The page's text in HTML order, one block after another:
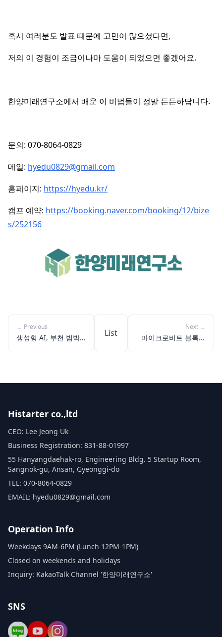
혹시 여러분도 발표 때문에 고민이 많으셨다면,
저의 이 경험이 조금이나마 도움이 되었으면 좋겠어요.
한양미래연구소에서 배운 이 비법들이 정말 든든하답니다.
문의: 070-8064-0829
메일: hyedu0829@gmail.com
홈페이지: https://hyedu.kr/
캠프 예약: https://booking.naver.com/booking/12/bize
s/252156
← Previous
생성형 AI, 부천 범박
List
Next →
마이크로비트 블록코
Histarter co.,ltd
CEO: Lee Jeong Uk
Business Registration: 831-88-01997
55 Hanyangdaehak-ro, Engineering Bldg. 5 Startup Room,
Sangnok-gu, Ansan, Gyeonggi-do
TEL: 070-8064-0829
EMAIL: hyedu0829@gmail.com
Operation Info
Weekdays 9AM-6PM (Lunch 12PM-1PM)
Closed on weekends and holidays
Inquiry: KakaoTalk Channel '한양미래연구소'
SNS